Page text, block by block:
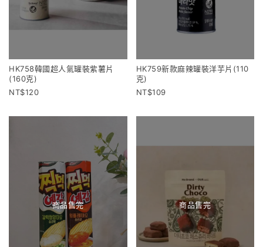
HK758韓國超人氣罐裝紫薯片
(160克)
120
HK759新款麻辣罐裝洋芋片(110
克)
109
商品售完 商品售完